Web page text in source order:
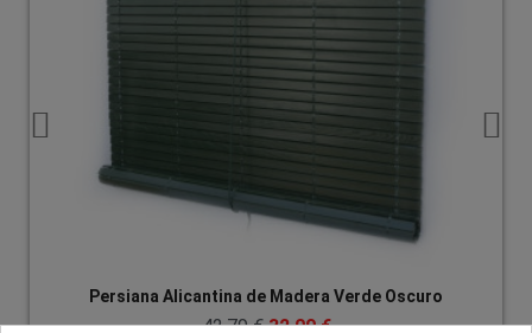
Persiana Alicantina de Madera Verde Oscuro
42,79 € 32,09 €